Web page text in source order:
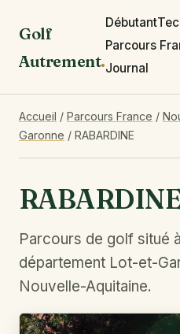
Golf
Autrement.
Débutant
Parcours
Journal
Accueil / Parcours France /
Garonne / RABARDINE
Parcours de golf situé
département Lot-et-
Nouvelle-Aquitaine.